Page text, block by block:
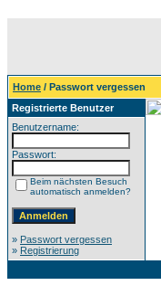
Home / Passwort vergessen
Registrierte Benutzer
Benutzername:
Passwort:
Beim nächsten Besuch
automatisch anmelden?
» Passwort vergessen
» Registrierung